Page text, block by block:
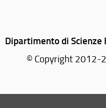
Dipartimento di Scienze
© Copyright 2012-